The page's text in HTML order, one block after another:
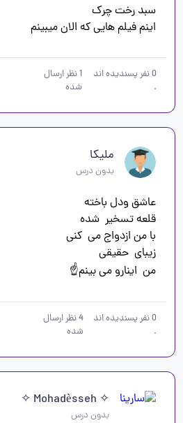
اینم فیلم هایی که الان میبینم
0نفر پسندیده اند
.
1نظر ارسال
شده
ملیکا
بدون درس
من  اینارو می بینم☝️
0نفر پسندیده اند
.
4نظر ارسال
شده
✧ Mohadèsseh ✧
بدون درس